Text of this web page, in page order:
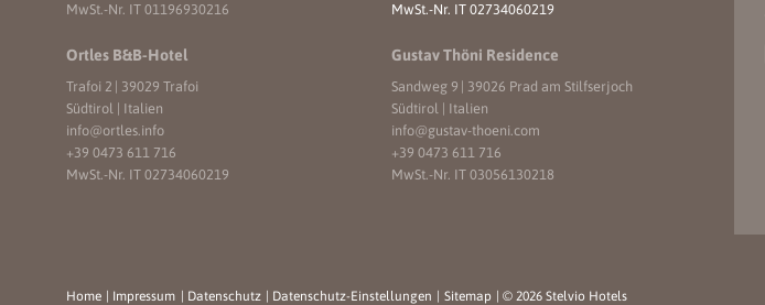
MwSt.-Nr. IT 01196930216
MwSt.-Nr. IT 02734060219
Ortles B&B-Hotel
Trafoi 2
39029 Trafoi
Südtirol | Italien
info@ortles.info
+39 0473 611 716
MwSt.-Nr. IT 02734060219
Gustav Thöni Residence
Sandweg 9
39026 Prad am Stilfserjoch
Südtirol | Italien
info@gustav-thoeni.com
+39 0473 611 716
MwSt.-Nr. IT 03056130218
Home Impressum Datenschutz Datenschutz-Einstellungen Sitemap © 2026 Stelvio Hotels